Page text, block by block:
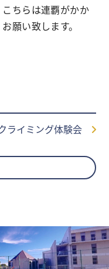
ちらは連覇がかか
願い致します。
ライミング体験会